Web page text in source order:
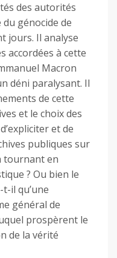
des autorités
génocide de
jours. Il analyse
accordées à cette
Macron
déni paralysant. Il
de cette
et le choix des
et de
publiques sur
tournant en
? Ou bien le
il qu’une
général de
prospèrent le
de la vérité